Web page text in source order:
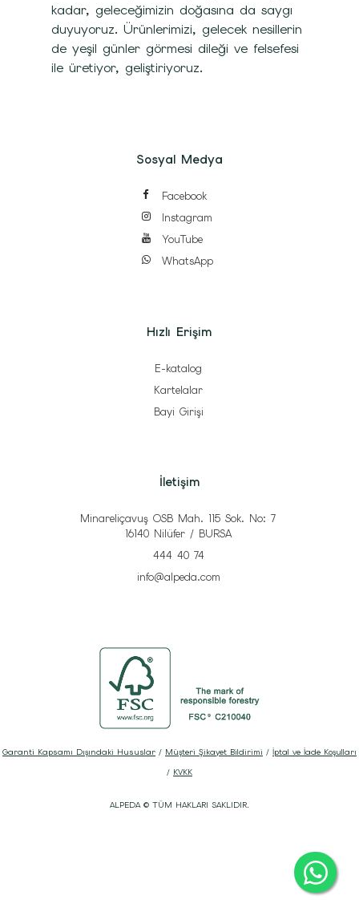
kadar, geleceğimizin doğasına da saygı
duyuyoruz. Ürünlerimizi, gelecek nesillerin
de yeşil günler görmesi dileği ve felsefesi
ile üretiyor, geliştiriyoruz.
Sosyal Medya
Facebook
Instagram
YouTube
WhatsApp
Hızlı Erişim
E-katalog
Kartelalar
Bayi Girişi
İletişim
Minareliçavuş OSB Mah. 115 Sok. No: 7
16140 Nilüfer / BURSA
444 40 74
info@alpeda.com
ALPEDA © TÜM HAKLARI SAKLIDIR.
Garanti Kapsamı Dışındaki Hususlar / Müşteri Şikayet Bildirimi / İptal ve İade Koşulları
/ KVKK